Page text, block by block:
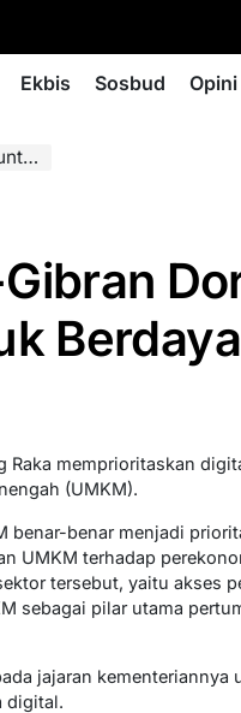
Ekbis Sosbud Opini
Raka memprioritaskan
(UMKM).
benar-benar menjadi
UMKM terhadap
tersebut, yaitu akses
sebagai pilar utama
jajaran
digital.